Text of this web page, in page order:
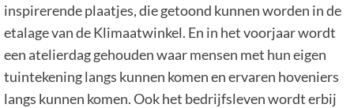
inspirerende plaatjes, die getoond kunnen worden in de
etalage van de Klimaatwinkel. En in het voorjaar wordt
een atelierdag gehouden waar mensen met hun eigen
tuintekening langs kunnen komen en ervaren hoveniers
langs kunnen komen. Ook het bedrijfsleven wordt erbij